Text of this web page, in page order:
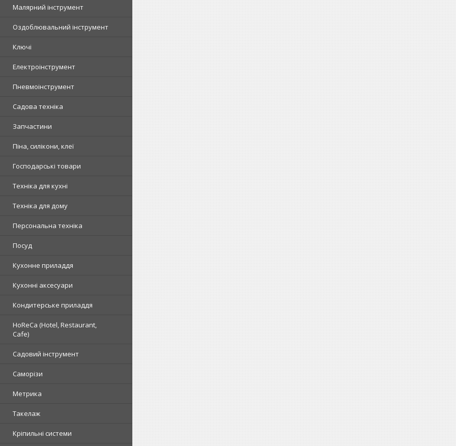
Малярний інструмент
Оздоблювальний інструмент
Ключі
Електроінструмент
Пневмоінструмент
Садова техніка
Запчастини
Піна, силікони, клеї
Господарські товари
Техніка для кухні
Техніка для дому
Персональна техніка
Посуд
Кухонне приладдя
Кухонні аксесуари
Кондитерське приладдя
HoReCa (Hotel, Restaurant,
Cafe)
Садовий інструмент
Саморізи
Метрика
Такелаж
Кріпильні системи